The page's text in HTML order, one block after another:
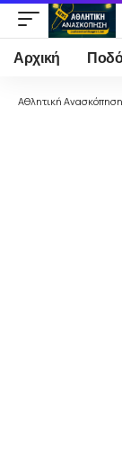
Αρχική
Αθλητική Ανασκόπηση